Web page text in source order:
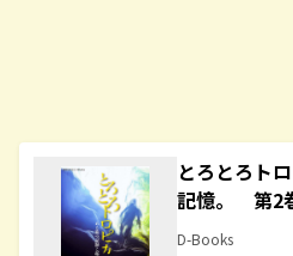
とろとろト
記憶。 第2
D-Books